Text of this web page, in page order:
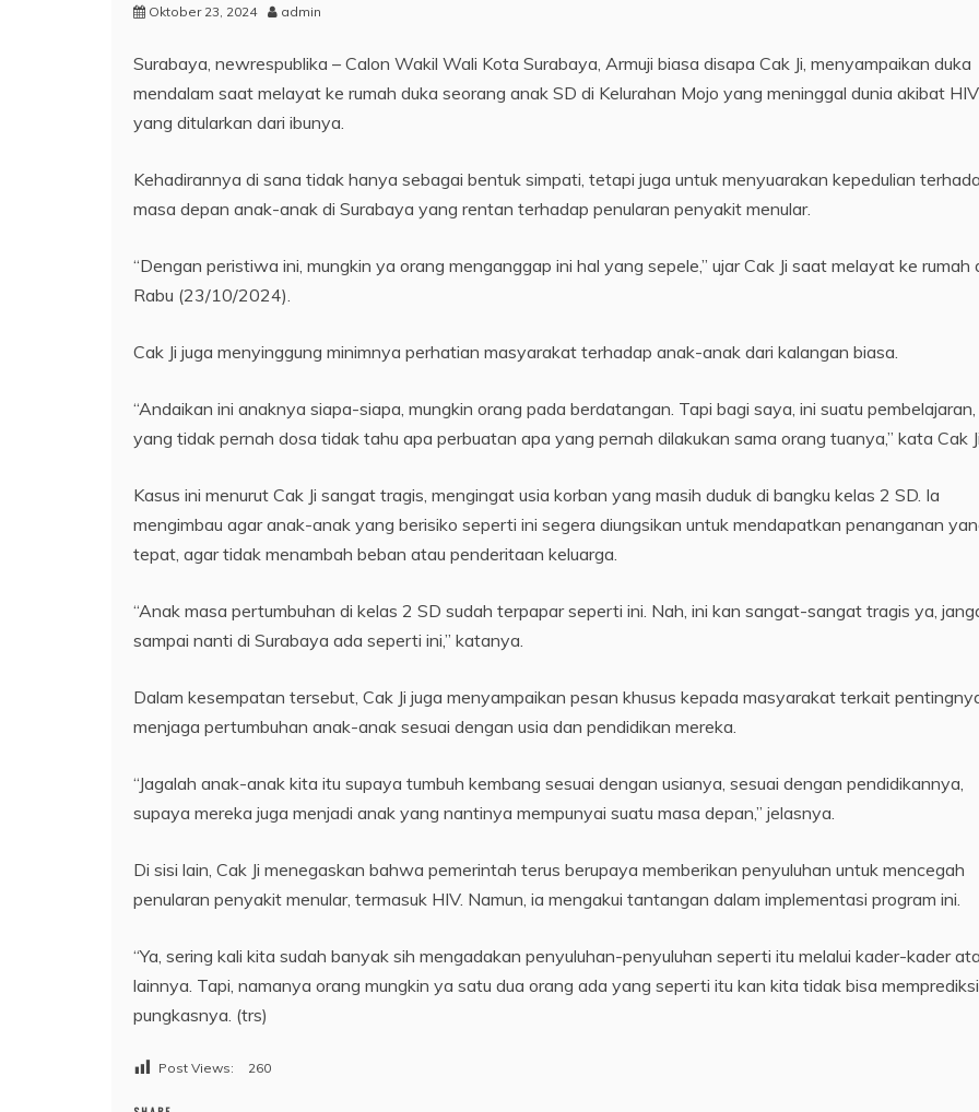
Oktober 23, 2024 admin
Surabaya, newrespublika – Calon Wakil Wali Kota Surabaya, Armuji biasa disapa Cak Ji, menyampaikan duka
mendalam saat melayat ke rumah duka seorang anak SD di Kelurahan Mojo yang meninggal dunia akibat HIV
yang ditularkan dari ibunya.
Kehadirannya di sana tidak hanya sebagai bentuk simpati, tetapi juga untuk menyuarakan kepedulian
masa depan anak-anak di Surabaya yang rentan terhadap penularan penyakit menular.
“Dengan peristiwa ini, mungkin ya orang menganggap ini hal yang sepele,” ujar Cak Ji saat melayat ke rumah
Rabu (23/10/2024).
Cak Ji juga menyinggung minimnya perhatian masyarakat terhadap anak-anak dari kalangan biasa.
“Andaikan ini anaknya siapa-siapa, mungkin orang pada berdatangan. Tapi bagi saya, ini suatu
yang tidak pernah dosa tidak tahu apa perbuatan apa yang pernah dilakukan sama orang tuanya,” kata Cak
Kasus ini menurut Cak Ji sangat tragis, mengingat usia korban yang masih duduk di bangku kelas 2 SD. Ia
mengimbau agar anak-anak yang berisiko seperti ini segera diungsikan untuk mendapatkan penanganan
tepat, agar tidak menambah beban atau penderitaan keluarga.
“Anak masa pertumbuhan di kelas 2 SD sudah terpapar seperti ini. Nah, ini kan sangat-sangat tragis ya,
sampai nanti di Surabaya ada seperti ini,” katanya.
Dalam kesempatan tersebut, Cak Ji juga menyampaikan pesan khusus kepada masyarakat terkait
menjaga pertumbuhan anak-anak sesuai dengan usia dan pendidikan mereka.
“Jagalah anak-anak kita itu supaya tumbuh kembang sesuai dengan usianya, sesuai dengan pendidikannya,
supaya mereka juga menjadi anak yang nantinya mempunyai suatu masa depan,” jelasnya.
Di sisi lain, Cak Ji menegaskan bahwa pemerintah terus berupaya memberikan penyuluhan untuk mencegah
penularan penyakit menular, termasuk HIV. Namun, ia mengakui tantangan dalam implementasi program ini.
“Ya, sering kali kita sudah banyak sih mengadakan penyuluhan-penyuluhan seperti itu melalui kader-kader
lainnya. Tapi, namanya orang mungkin ya satu dua orang ada yang seperti itu kan kita tidak bisa
pungkasnya. (trs)
Post Views: 260